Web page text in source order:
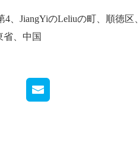
4、JiangYiのLeliuの町、順徳区
省、中国